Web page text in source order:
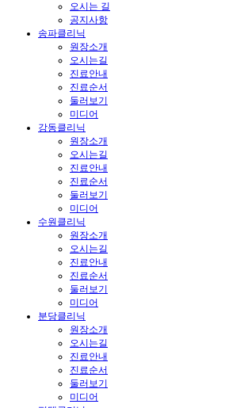
오시는 길
공지사항
송파클리닉
원장소개
오시는길
진료안내
진료순서
둘러보기
미디어
강동클리닉
원장소개
오시는길
진료안내
진료순서
둘러보기
미디어
수원클리닉
원장소개
오시는길
진료안내
진료순서
둘러보기
미디어
분당클리닉
원장소개
오시는길
진료안내
진료순서
둘러보기
미디어